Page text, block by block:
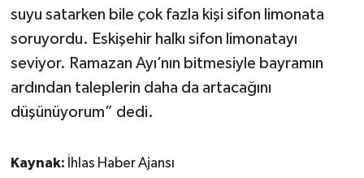
suyu satarken bile çok fazla kişi sifon limonata
soruyordu. Eskişehir halkı sifon limonatayı
seviyor. Ramazan Ayı’nın bitmesiyle bayramın
ardından taleplerin daha da artacağını
düşünüyorum” dedi.
Kaynak: İhlas Haber Ajansı